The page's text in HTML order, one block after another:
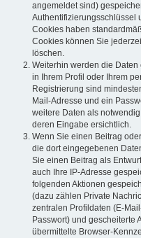
angemeldet sind)
Authentifizierungsschlüssel
Cookies haben
Cookies können Sie
löschen.
Weiterhin werden die
in Ihrem Profil oder Ihrem
Registrierung sind
Mail-Adresse und ein
weitere Daten als
deren Eingabe ersichtlich.
Wenn Sie einen Beitrag
die dort eingegebenen
Sie einen Beitrag als
auch Ihre IP-Adresse
folgenden Aktionen
(dazu zählen Private
zentralen Profildaten (E-
Passwort) und gescheiterte
übermittelte Browser-